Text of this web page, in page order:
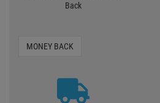
Back
MONEY BACK